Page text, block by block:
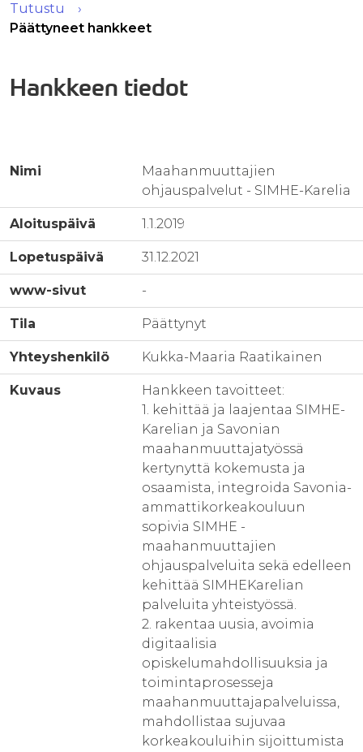
Tutustu
Päättyneet hankkeet
Hankkeen tiedot
Nimi
Maahanmuuttajien
ohjauspalvelut - SIMHE-Karelia
Aloituspäivä 1.1.2019
Lopetuspäivä 31.12.2021
www-sivut -
Tila Päättynyt
Yhteyshenkilö Kukka-Maaria Raatikainen
Kuvaus
Hankkeen tavoitteet:
1. kehittää ja laajentaa SIMHE-
Karelian ja Savonian
maahanmuuttajatyössä
kertynyttä kokemusta ja
osaamista, integroida Savonia-
ammattikorkeakouluun
sopivia SIMHE -
maahanmuuttajien
ohjauspalveluita sekä edelleen
kehittää SIMHEKarelian
palveluita yhteistyössä.
2. rakentaa uusia, avoimia
digitaalisia
opiskelumahdollisuuksia ja
toimintaprosesseja
maahanmuuttajapalveluissa,
mahdollistaa sujuvaa
korkeakouluihin sijoittumista